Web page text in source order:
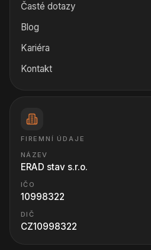
Časté dotazy
Blog
Kariéra
Kontakt
FIREMNÍ ÚDAJE
NÁZEV
ERAD stav s.r.o.
IČO
10998322
DIČ
CZ10998322